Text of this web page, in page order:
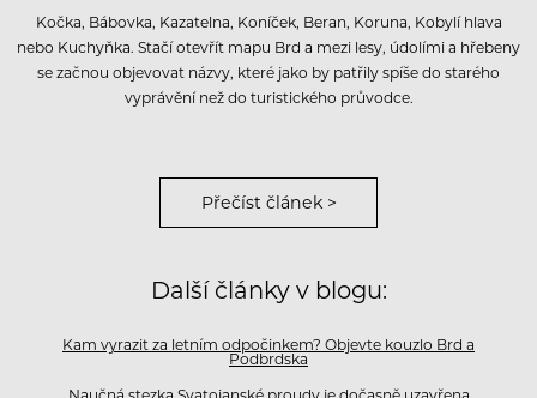
Kočka, Bábovka, Kazatelna, Koníček, Beran, Koruna, Kobylí hlava
nebo Kuchyňka. Stačí otevřít mapu Brd a mezi lesy, údolími a hřebeny
se začnou objevovat názvy, které jako by patřily spíše do starého
vyprávění než do turistického průvodce.
Přečíst článek >
Další články v blogu:
Kam vyrazit za letním odpočinkem? Objevte kouzlo Brd a
Podbrdska